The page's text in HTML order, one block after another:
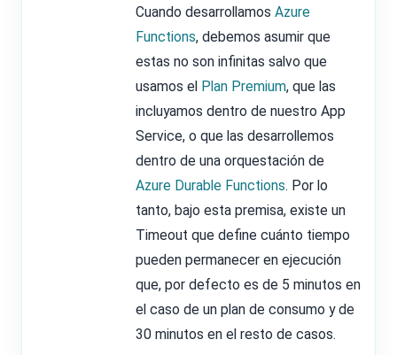
Cuando desarrollamos Azure
Functions, debemos asumir que
estas no son infinitas salvo que
usamos el Plan Premium, que las
incluyamos dentro de nuestro App
Service, o que las desarrollemos
dentro de una orquestación de
Azure Durable Functions. Por lo
tanto, bajo esta premisa, existe un
Timeout que define cuánto tiempo
pueden permanecer en ejecución
que, por defecto es de 5 minutos en
el caso de un plan de consumo y de
30 minutos en el resto de casos.